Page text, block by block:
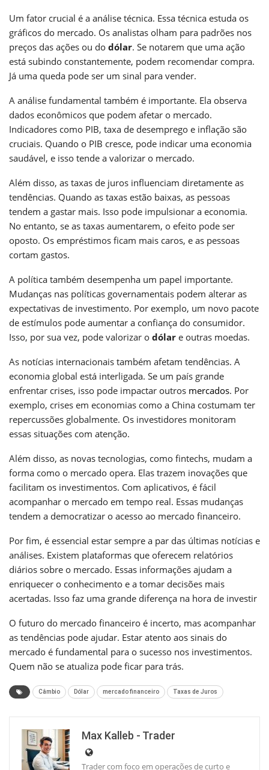
Um fator crucial é a análise técnica. Essa técnica estuda os
gráficos do mercado. Os analistas olham para padrões nos
preços das ações ou do dólar. Se notarem que uma ação
está subindo constantemente, podem recomendar compra.
Já uma queda pode ser um sinal para vender.
A análise fundamental também é importante. Ela observa
dados econômicos que podem afetar o mercado.
Indicadores como PIB, taxa de desemprego e inflação são
cruciais. Quando o PIB cresce, pode indicar uma economia
saudável, e isso tende a valorizar o mercado.
Além disso, as taxas de juros influenciam diretamente as
tendências. Quando as taxas estão baixas, as pessoas
tendem a gastar mais. Isso pode impulsionar a economia.
No entanto, se as taxas aumentarem, o efeito pode ser
oposto. Os empréstimos ficam mais caros, e as pessoas
cortam gastos.
A política também desempenha um papel importante.
Mudanças nas políticas governamentais podem alterar as
expectativas de investimento. Por exemplo, um novo pacote
de estímulos pode aumentar a confiança do consumidor.
Isso, por sua vez, pode valorizar o dólar e outras moedas.
As notícias internacionais também afetam tendências. A
economia global está interligada. Se um país grande
enfrentar crises, isso pode impactar outros mercados. Por
exemplo, crises em economias como a China costumam ter
repercussões globalmente. Os investidores monitoram
essas situações com atenção.
Além disso, as novas tecnologias, como fintechs, mudam a
forma como o mercado opera. Elas trazem inovações que
facilitam os investimentos. Com aplicativos, é fácil
acompanhar o mercado em tempo real. Essas mudanças
tendem a democratizar o acesso ao mercado financeiro.
Por fim, é essencial estar sempre a par das últimas notícias e
análises. Existem plataformas que oferecem relatórios
diários sobre o mercado. Essas informações ajudam a
enriquecer o conhecimento e a tomar decisões mais
acertadas. Isso faz uma grande diferença na hora de investir
O futuro do mercado financeiro é incerto, mas acompanhar
as tendências pode ajudar. Estar atento aos sinais do
mercado é fundamental para o sucesso nos investimentos.
Quem não se atualiza pode ficar para trás.
Câmbio Dólar mercado financeiro Taxas de Juros
Max Kalleb - Trader
Trader com foco em operações de curto e